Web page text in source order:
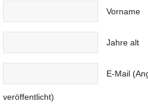
Vorname
Jahre alt
E-Mail
veröffentlicht)